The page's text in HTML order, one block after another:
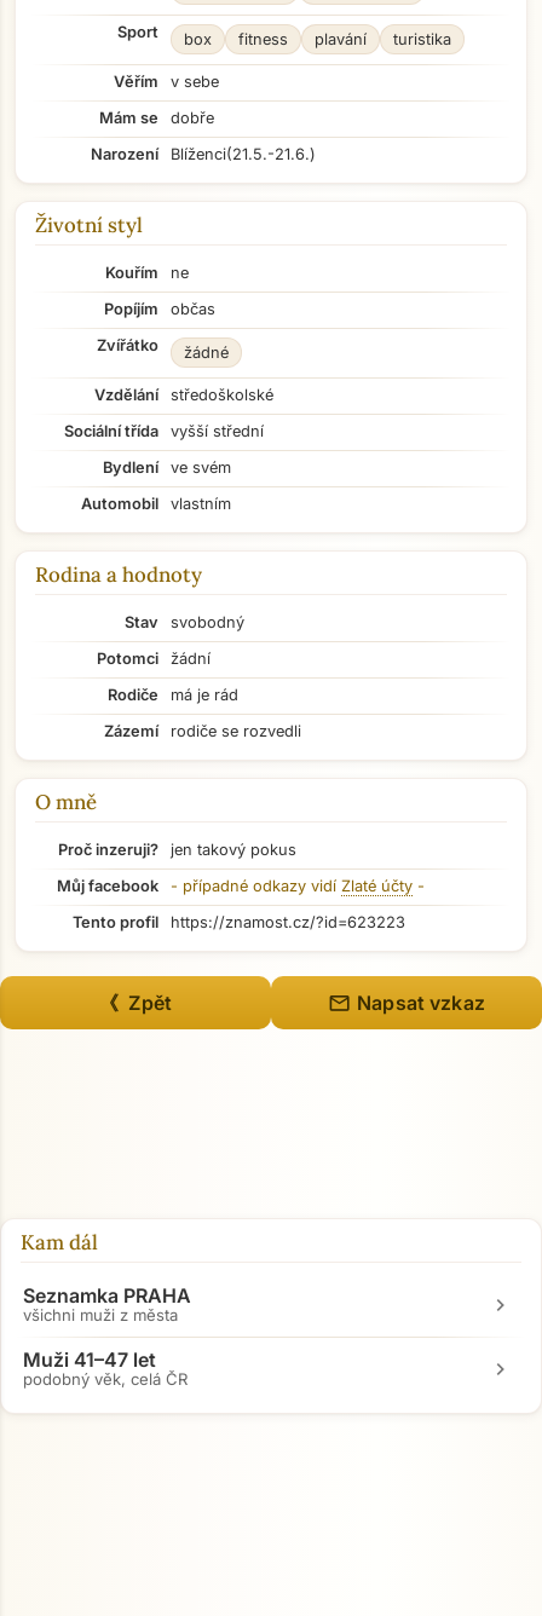
Přejít na hlavní obsah
Sport box fitness plavání turistika
Věřím
v sebe
Mám se
dobře
Narození
Blíženci(21.5.-21.6.)
Životní styl
Kouřím
ne
Popíjím
občas
Zvířátko
žádné
Vzdělání
středoškolské
Sociální třída
vyšší střední
Bydlení
ve svém
Automobil
vlastním
Rodina a hodnoty
Stav
svobodný
Potomci
žádní
Rodiče
má je rád
Zázemí
rodiče se rozvedli
O mně
Proč inzeruji?
jen takový pokus
Můj facebook
- případné odkazy vidí Zlaté účty -
Tento profil
https://znamost.cz/?id=623223
《 Zpět mail Napsat vzkaz
Kam dál
Seznamka PRAHA
všichni muži z města chevron_right
Muži 41–47 let
podobný věk, celá ČR chevron_right